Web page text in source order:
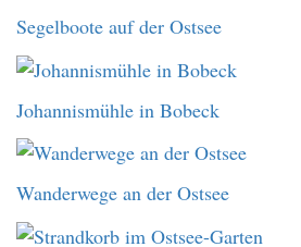
Segelboote auf der Ostsee
Johannismühle in Bobeck
Wanderwege an der Ostsee